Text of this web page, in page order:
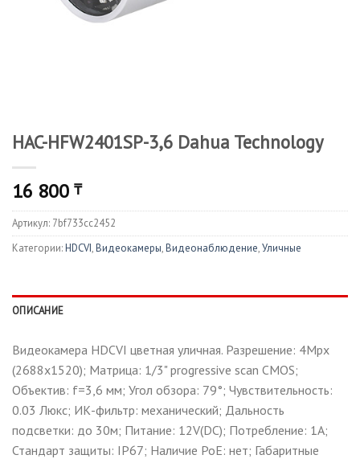
HAC-HFW2401SP-3,6 Dahua Technology
16 800 ₸
Артикул: 7bf733cc2452
Категории:HDCVI,Видеокамеры,Видеонаблюдение,Уличные
ОПИСАНИЕ
Видеокамера HDCVI цветная уличная. Разрешение: 4Mpx
(2688х1520); Матрица: 1/3" progressive scan CMOS;
Объектив: f=3,6 мм; Угол обзора: 79°; Чувствительность:
0.03 Люкс; ИК-фильтр: механический; Дальность
подсветки: до 30м; Питание: 12V(DC); Потребление: 1A;
Стандарт защиты: IP67; Наличие РоЕ: нет; Габаритные